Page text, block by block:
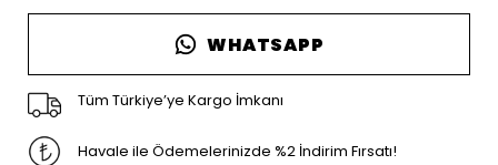
WHATSAPP
Tüm Türkiye’ye Kargo İmkanı
Havale ile Ödemelerinizde %2 İndirim Fırsatı!